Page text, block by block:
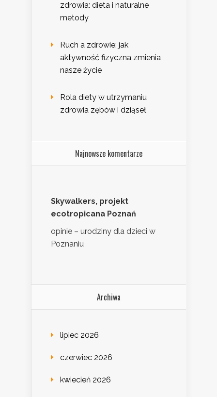
zdrowia: dieta i naturalne
metody
Ruch a zdrowie: jak
aktywność fizyczna zmienia
nasze życie
Rola diety w utrzymaniu
zdrowia zębów i dziąseł
Najnowsze komentarze
Skywalkers, projekt
ecotropicana Poznań
opinie – urodziny dla dzieci w
Poznaniu
Archiwa
lipiec 2026
czerwiec 2026
kwiecień 2026